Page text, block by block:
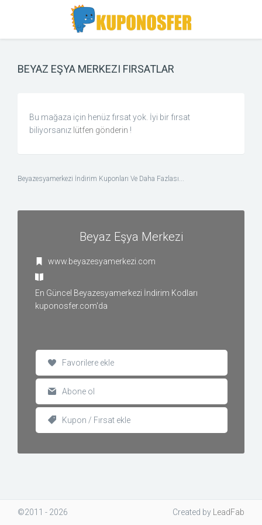
navigation
BEYAZ EŞYA MERKEZI FIRSATLAR
Bu mağaza için henüz fırsat yok. İyi bir fırsat
biliyorsanız lütfen gönderin !
Beyazesyamerkezi İndirim Kuponları Ve Daha Fazlası...
Beyaz Eşya Merkezi
www.beyazesyamerkezi.com
En Güncel Beyazesyamerkezi İndirim Kodları
kuponosfer.com'da
Favorilere ekle
Abone ol
Kupon / Fırsat ekle
©2011 - 2026 Created by LeadFab